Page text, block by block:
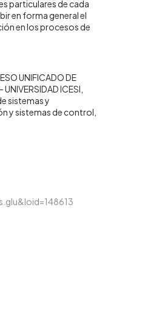
particulares de cada
en forma general el
en los procesos de
UNIFICADO DE
ICESI
sistemas y
y sistemas de control